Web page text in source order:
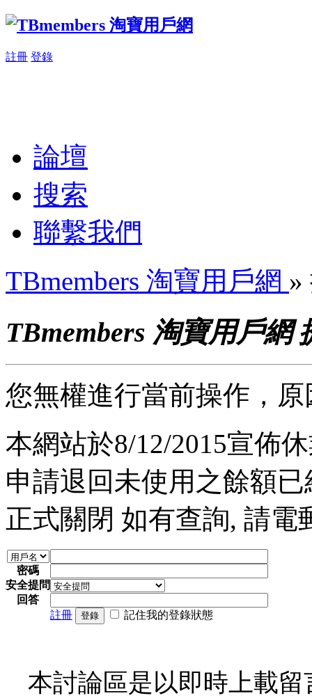
註冊 登錄
論壇
搜索
聯繫我們
TBmembers 淘寶用戶網 »
TBmembers 淘寶用戶網
您無權進行當前操作，
本網站於8/12/2015宣佈
申請退回未使用之餘額
正式關閉 如有查詢, 請電
密碼
安全提問
回答
註冊
登錄 記住我的登錄狀態
本討論區是以即時上載